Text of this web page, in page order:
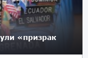
«призрак